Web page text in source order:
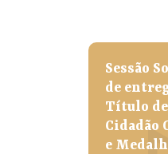
Sessão
de
Título de
Cidadão
e